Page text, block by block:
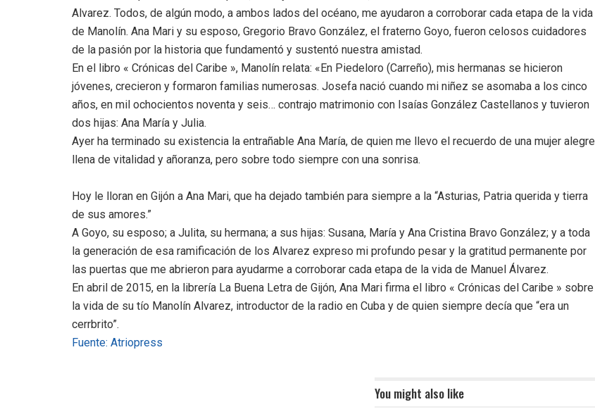
Alvarez. Todos, de algún modo, a ambos lados del océano, me ayudaron a corroborar cada etapa de la vida
de Manolín. Ana Mari y su esposo, Gregorio Bravo González, el fraterno Goyo, fueron celosos cuidadores
de la pasión por la historia que fundamentó y sustentó nuestra amistad.
En el libro « Crónicas del Caribe », Manolín relata: «En Piedeloro (Carreño), mis hermanas se hicieron
jóvenes, crecieron y formaron familias numerosas. Josefa nació cuando mi niñez se asomaba a los cinco
años, en mil ochocientos noventa y seis… contrajo matrimonio con Isaías González Castellanos y tuvieron
dos hijas: Ana María y Julia.
Ayer ha terminado su existencia la entrañable Ana María, de quien me llevo el recuerdo de una mujer alegre
llena de vitalidad y añoranza, pero sobre todo siempre con una sonrisa.
Hoy le lloran en Gijón a Ana Mari, que ha dejado también para siempre a la “Asturias, Patria querida y tierra
de sus amores.”
A Goyo, su esposo; a Julita, su hermana; a sus hijas: Susana, María y Ana Cristina Bravo González; y a toda
la generación de esa ramificación de los Alvarez expreso mi profundo pesar y la gratitud permanente por
las puertas que me abrieron para ayudarme a corroborar cada etapa de la vida de Manuel Álvarez.
En abril de 2015, en la librería La Buena Letra de Gijón, Ana Mari firma el libro « Crónicas del Caribe » sobre
la vida de su tío Manolín Alvarez, introductor de la radio en Cuba y de quien siempre decía que “era un
cerrbrito”.
Fuente: Atriopress
You might also like